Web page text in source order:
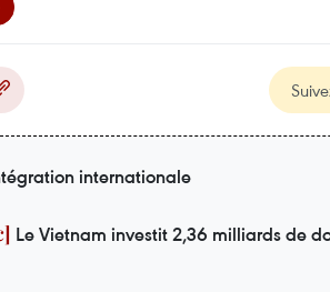
internationale
Le Vietnam investit 2,36 milliards de